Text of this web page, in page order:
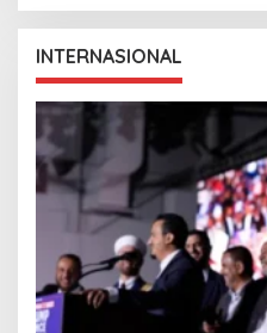
INTERNASIONAL